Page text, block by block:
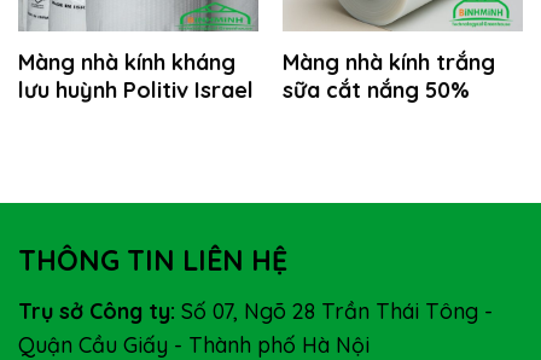
Màng nhà kính kháng
lưu huỳnh Politiv Israel
Màng nhà kính trắng
sữa cắt nắng 50%
THÔNG TIN LIÊN HỆ
Trụ sở Công ty: Số 07, Ngõ 28 Trần Thái Tông -
Quận Cầu Giấy - Thành phố Hà Nội